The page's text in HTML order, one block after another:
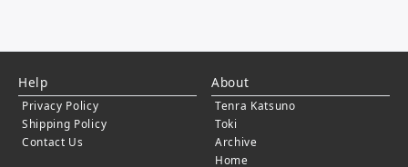
Help
Privacy Policy
Shipping Policy
Contact Us
About
Tenra Katsuno
Toki
Archive
Home